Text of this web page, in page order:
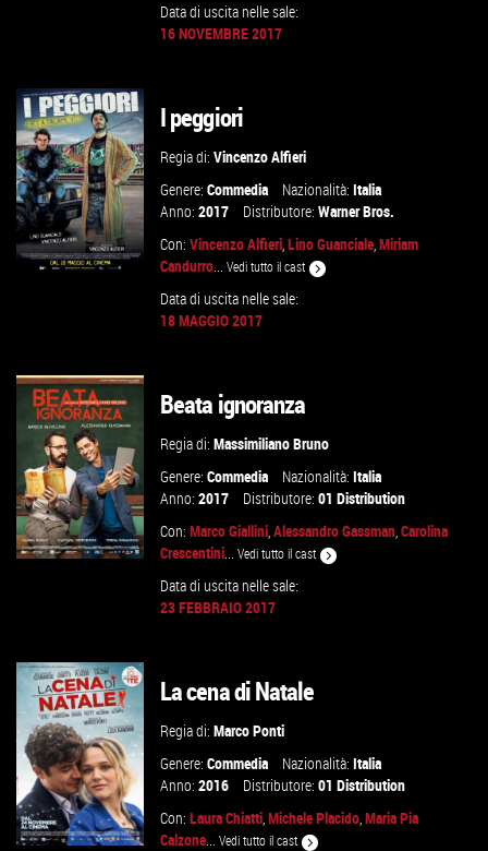
VAI ALLA SCHEDA
Data di uscita nelle sale:
16 NOVEMBRE 2017
VAI ALLA SCHEDA
I peggiori
Regia di:Vincenzo Alfieri
Genere:Commedia Nazionalità:Italia
Anno:2017 Distributore:Warner Bros.
Con:Vincenzo Alfieri,Lino Guanciale,Miriam
Candurro...Vedi tutto il cast
Data di uscita nelle sale:
18 MAGGIO 2017
VAI ALLA SCHEDA
Beata ignoranza
Regia di:Massimiliano Bruno
Genere:Commedia Nazionalità:Italia
Anno:2017 Distributore:01 Distribution
Con:Marco Giallini,Alessandro Gassman,Carolina
Crescentini...Vedi tutto il cast
Data di uscita nelle sale:
23 FEBBRAIO 2017
La cena di Natale
Regia di:Marco Ponti
Genere:Commedia Nazionalità:Italia
Anno:2016 Distributore:01 Distribution
Con:Laura Chiatti,Michele Placido,Maria Pia
Calzone...Vedi tutto il cast